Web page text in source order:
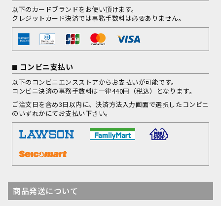
以下のカードブランドをお使い頂けます。
クレジットカード決済では事務手数料は必要ありません。
コンビニ支払い
以下のコンビニエンスストアからお支払いが可能です。
コンビニ決済の事務手数料は一律440円（税込）となります。
ご注文日を含め3日以内に、決済方法入力画面で選択したコンビニ
のいずれかにてお支払い下さい。
商品発送について